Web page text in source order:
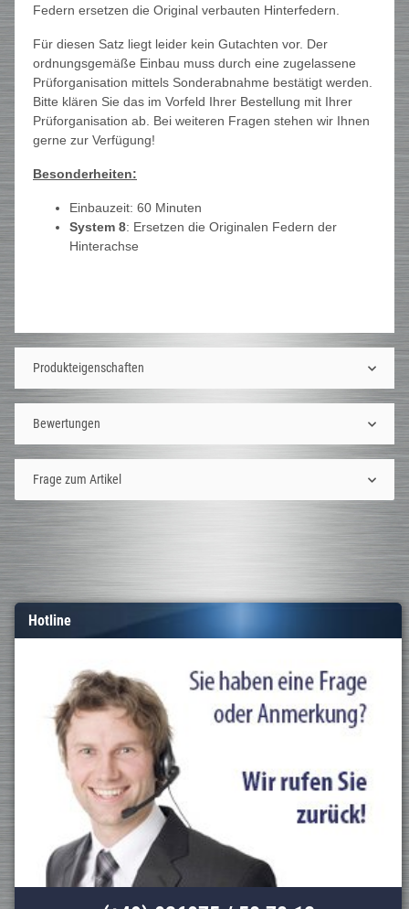
Federn ersetzen die Original verbauten Hinterfedern.
Für diesen Satz liegt leider kein Gutachten vor. Der
ordnungsgemäße Einbau muss durch eine zugelassene
Prüforganisation mittels Sonderabnahme bestätigt werden.
Bitte klären Sie das im Vorfeld Ihrer Bestellung mit Ihrer
Prüforganisation ab. Bei weiteren Fragen stehen wir Ihnen
gerne zur Verfügung!
Besonderheiten:
Einbauzeit: 60 Minuten
System 8: Ersetzen die Originalen Federn der
Hinterachse
Produkteigenschaften
Bewertungen
Frage zum Artikel
Hotline